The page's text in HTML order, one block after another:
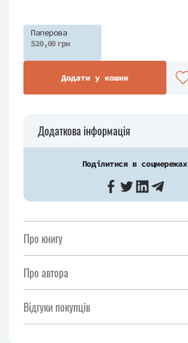
Паперова
520,00 грн
Додати у кошик
Додаткова інформація
Поділитися в соцмережах
Про книгу
Про автора
Відгуки покупців